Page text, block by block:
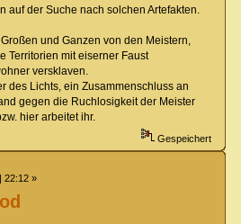
auf der Suche nach solchen Artefakten.
und Ganzen von den Meistern,
Territorien mit eiserner Faust
versklaven.
des Lichts, ein Zusammenschluss an
gegen die Ruchlosigkeit der Meister
hier arbeitet ihr.
Gespeichert
22:12 »